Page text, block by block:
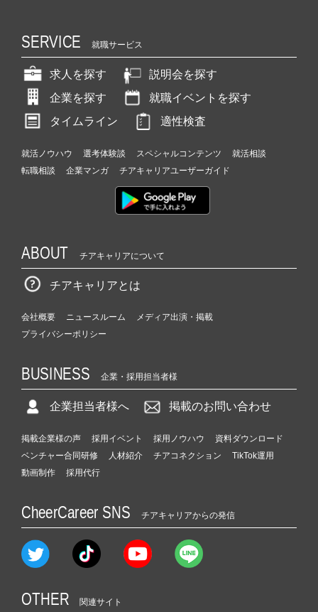
SERVICE 就職サービス
求人を探す
説明会を探す
企業を探す
就職イベントを探す
タイムライン
適性検査
就活ノウハウ 選考体験談 スペシャルコンテンツ
就活相談
転職相談
企業マンガ チアキャリアユーザーガイド
ABOUT チアキャリアについて
チアキャリアとは
会社概要 ニュースルーム
メディア出演・掲載
プライバシーポリシー
BUSINESS 企業・採用担当者様
企業担当者様へ 掲載のお問い合わせ
掲載企業様の声 採用イベント 採用ノウハウ
資料ダウンロード
ベンチャー合同研修
人材紹介 チアコネクション
TikTok運用
動画制作
採用代行
CheerCareer SNS チアキャリアからの発信
OTHER 関連サイト